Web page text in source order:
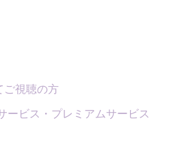
ご視聴の方
ービス・プレミアムサービス